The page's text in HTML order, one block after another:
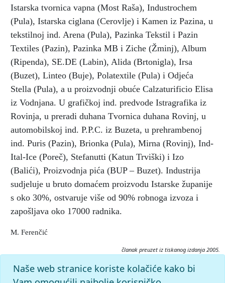
Istarska tvornica vapna (Most Raša), Industrochem
(Pula), Istarska ciglana (Cerovlje) i Kamen iz Pazina, u
tekstilnoj ind. Arena (Pula), Pazinka Tekstil i Pazin
Textiles (Pazin), Pazinka MB i Ziche (Žminj), Album
(Ripenda), SE.DE (Labin), Alida (Brtonigla), Irsa
(Buzet), Linteo (Buje), Polatextile (Pula) i Odjeća
Stella (Pula), a u proizvodnji obuće Calzaturificio Elisa
iz Vodnjana. U grafičkoj ind. predvode Istragrafika iz
Rovinja, u preradi duhana Tvornica duhana Rovinj, u
automobilskoj ind. P.P.C. iz Buzeta, u prehrambenoj
ind. Puris (Pazin), Brionka (Pula), Mirna (Rovinj), Ind-
Ital-Ice (Poreč), Stefanutti (Katun Trviški) i Izo
(Balići), Proizvodnja pića (BUP – Buzet). Industrija
sudjeluje u bruto domaćem proizvodu Istarske županije
s oko 30%, ostvaruje više od 90% robnoga izvoza i
zapošljava oko 17000 radnika.
M. Ferenčić
članak preuzet iz tiskanog izdanja 2005.
Citiranje:
Istarska enciklopedija (2005), mrežno izdanje.
Naše web stranice koriste kolačiće kako bi